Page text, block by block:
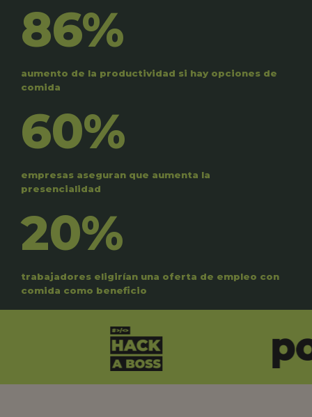
86%
aumento de la productividad si hay opciones de
comida
60%
empresas aseguran que aumenta la
presencialidad
20%
trabajadores eligirían una oferta de empleo con
comida como beneficio